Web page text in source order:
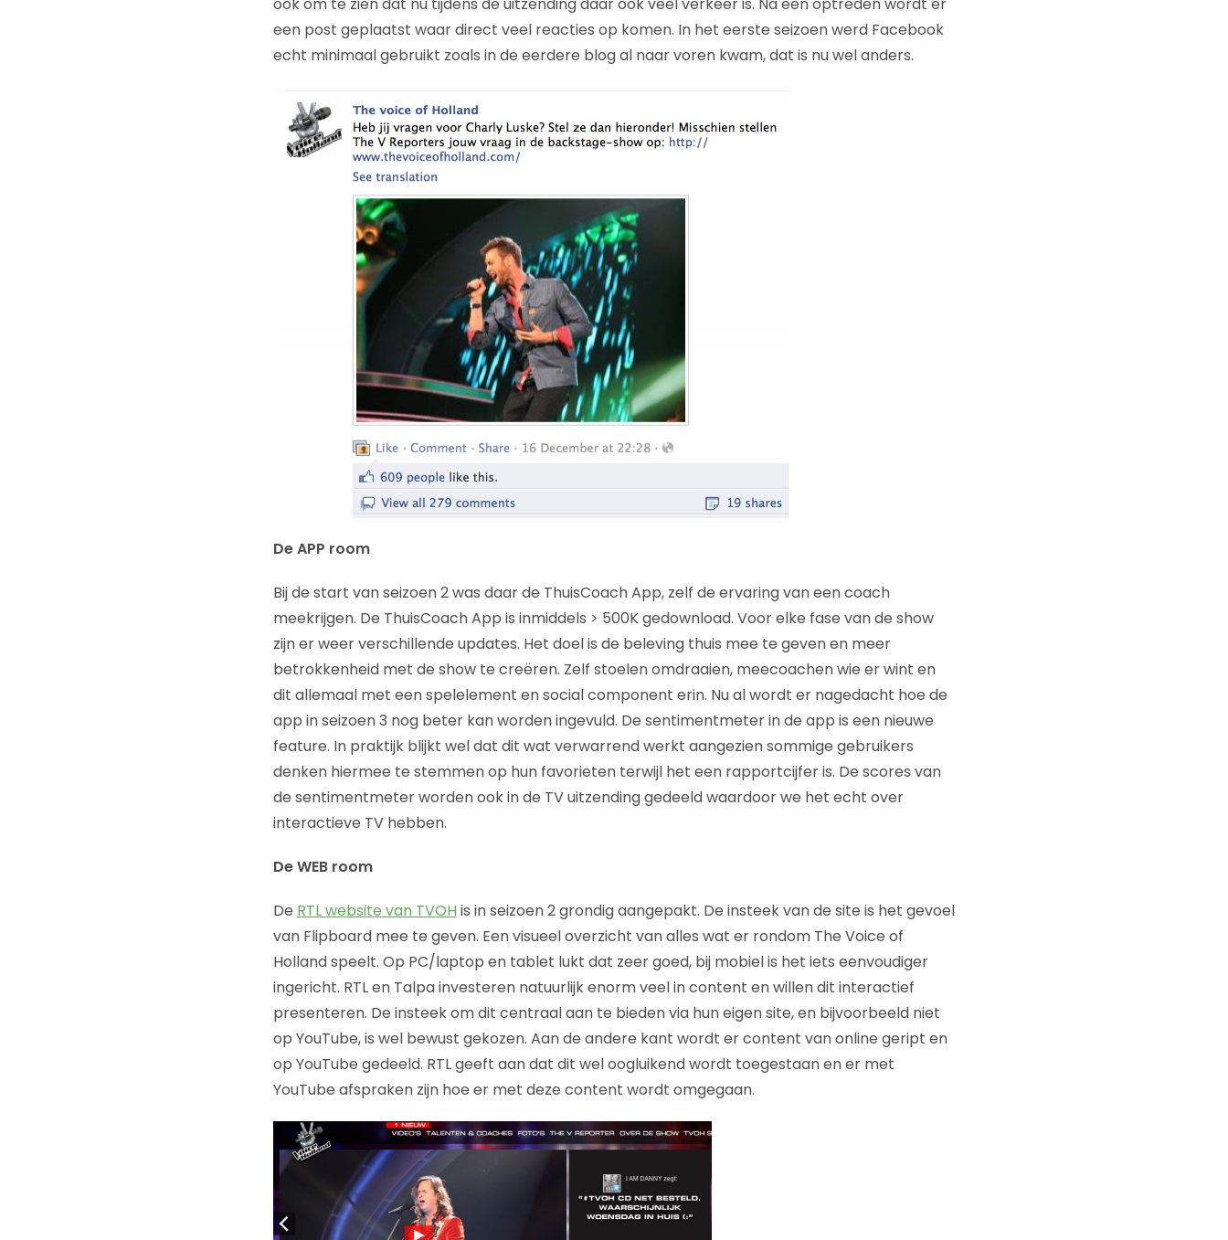
een post geplaatst waar direct veel reacties op komen. In het eerste seizoen werd Facebook
echt minimaal gebruikt zoals in de eerdere blog al naar voren kwam, dat is nu wel anders.
De APP room
Bij de start van seizoen 2 was daar de ThuisCoach App, zelf de ervaring van een coach
meekrijgen. De ThuisCoach App is inmiddels > 500K gedownload. Voor elke fase van de show
zijn er weer verschillende updates. Het doel is de beleving thuis mee te geven en meer
betrokkenheid met de show te creëren. Zelf stoelen omdraaien, meecoachen wie er wint en
dit allemaal met een spelelement en social component erin. Nu al wordt er nagedacht hoe de
app in seizoen 3 nog beter kan worden ingevuld. De sentimentmeter in de app is een nieuwe
feature. In praktijk blijkt wel dat dit wat verwarrend werkt aangezien sommige gebruikers
denken hiermee te stemmen op hun favorieten terwijl het een rapportcijfer is. De scores van
de sentimentmeter worden ook in de TV uitzending gedeeld waardoor we het echt over
interactieve TV hebben.
De WEB room
De RTL website van TVOH is in seizoen 2 grondig aangepakt. De insteek van de site is het gevoel
van Flipboard mee te geven. Een visueel overzicht van alles wat er rondom The Voice of
Holland speelt. Op PC/laptop en tablet lukt dat zeer goed, bij mobiel is het iets eenvoudiger
ingericht. RTL en Talpa investeren natuurlijk enorm veel in content en willen dit interactief
presenteren. De insteek om dit centraal aan te bieden via hun eigen site, en bijvoorbeeld niet
op YouTube, is wel bewust gekozen. Aan de andere kant wordt er content van online geript en
op YouTube gedeeld. RTL geeft aan dat dit wel oogluikend wordt toegestaan en er met
YouTube afspraken zijn hoe er met deze content wordt omgegaan.